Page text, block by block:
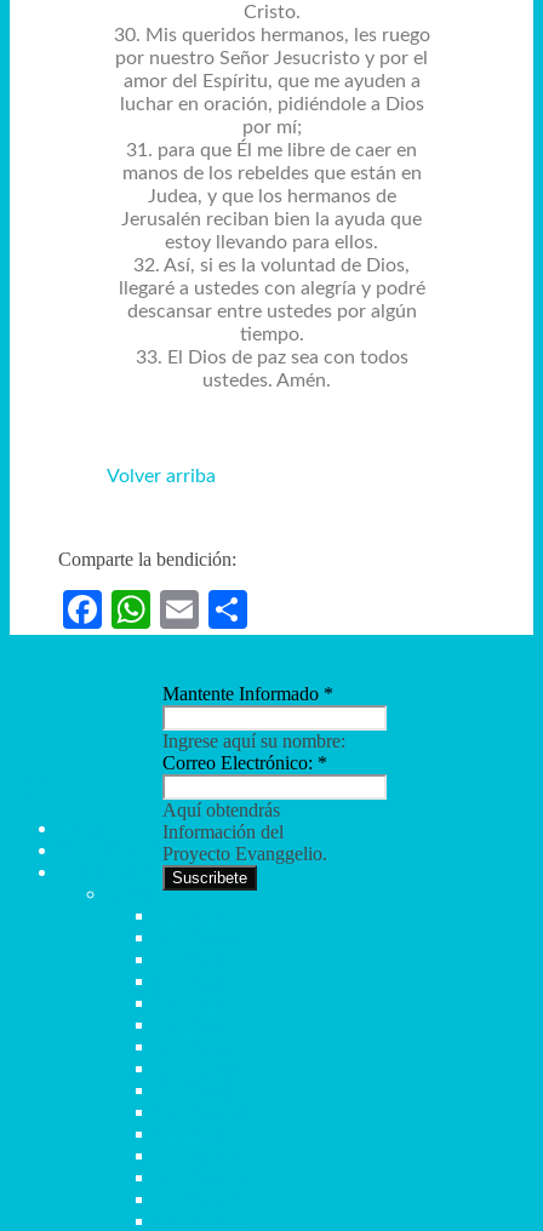
Cristo.
30. Mis queridos hermanos, les ruego
por nuestro Señor Jesucristo y por el
amor del Espíritu, que me ayuden a
luchar en oración, pidiéndole a Dios
por mí;
31. para que Él me libre de caer en
manos de los rebeldes que están en
Judea, y que los hermanos de
Jerusalén reciban bien la ayuda que
estoy llevando para ellos.
32. Así, si es la voluntad de Dios,
llegaré a ustedes con alegría y podré
descansar entre ustedes por algún
tiempo.
33. El Dios de paz sea con todos
ustedes. Amén.
Volver arriba
Comparte la bendición:
Facebook
WhatsApp
Email
Mantente Informado *
Ingrese aquí su nombre:
Correo Electrónico: *
Aquí obtendrás
Información del
Proyecto Evanggelio.
Suscribete
Sé parte del Sueño